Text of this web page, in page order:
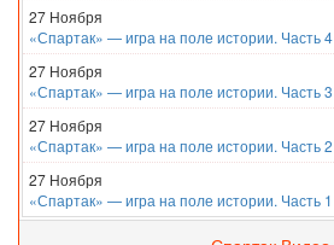
27 Ноября
«Спартак» — игра на поле истории. Часть 4
27 Ноября
«Спартак» — игра на поле истории. Часть 3
27 Ноября
«Спартак» — игра на поле истории. Часть 2
27 Ноября
«Спартак» — игра на поле истории. Часть 1